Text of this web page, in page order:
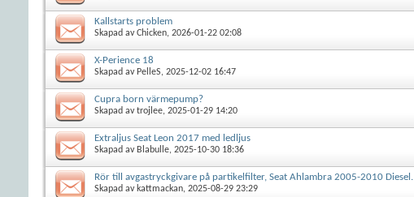
Kallstarts problem
Skapad avChicken, 2026-01-22 02:08
X-Perience 18
Skapad av PelleS, 2025-12-02 16:47
Cupra born värmepump?
Skapad avtrojlee, 2025-01-29 14:20
Extraljus Seat Leon 2017 med ledljus
Skapad av Blabulle, 2025-10-30 18:36
Rör till avgastryckgivare på partikelfilter, Seat Ahlambra 2005-2010 Diesel.
Skapad av kattmackan, 2025-08-29 23:29